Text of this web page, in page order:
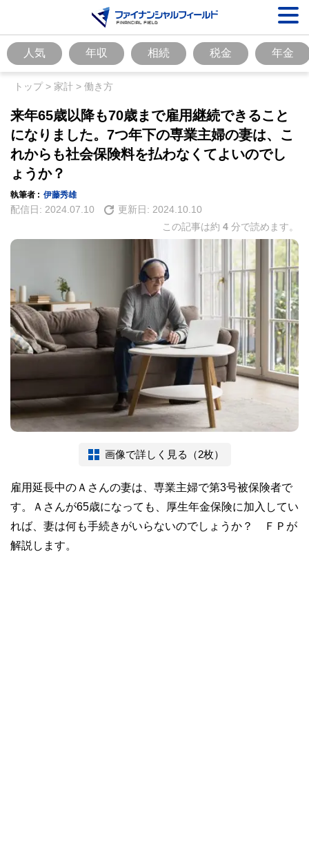
人気 年収 相続 税金 年金
トップ> 家計 > 働き方
来年65歳以降も70歳まで雇用継続できること
になりました。7つ年下の専業主婦の妻は、こ
れからも社会保険料を払わなくてよいのでし
ょうか？
執筆者 : 伊藤秀雄
配信日: 2024.07.10 更新日: 2024.10.10
この記事は約 4 分で読めます。
画像で詳しく見る（2枚）
雇用延長中のＡさんの妻は、専業主婦で第3号被保険者で
す。Ａさんが65歳になっても、厚生年金保険に加入してい
れば、妻は何も手続きがいらないのでしょうか？ ＦＰが
解説します。